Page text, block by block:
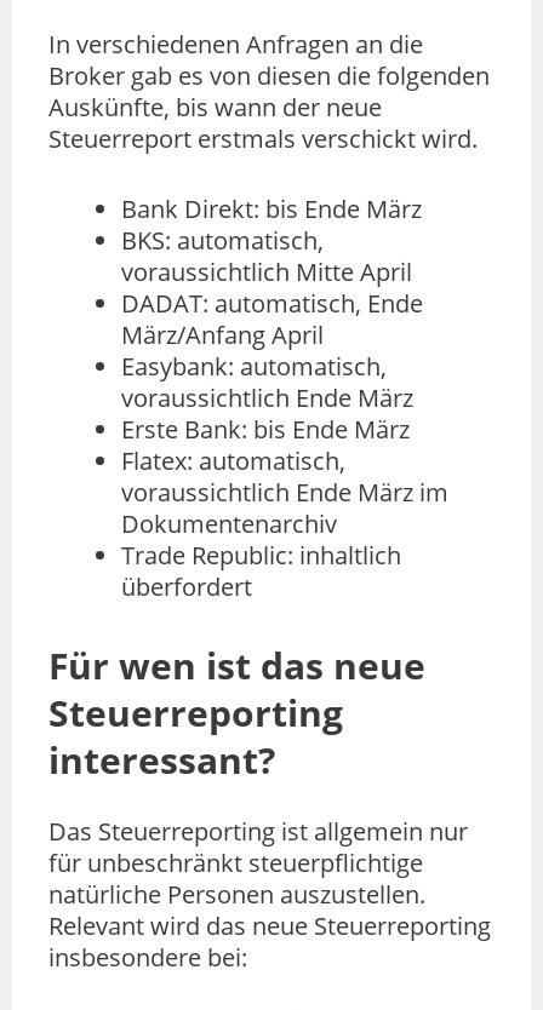
In verschiedenen Anfragen an die
Broker gab es von diesen die folgenden
Auskünfte, bis wann der neue
Steuerreport erstmals verschickt wird.
Bank Direkt: bis Ende März
BKS: automatisch,
voraussichtlich Mitte April
DADAT: automatisch, Ende
März/Anfang April
Easybank: automatisch,
voraussichtlich Ende März
Erste Bank: bis Ende März
Flatex: automatisch,
voraussichtlich Ende März im
Dokumentenarchiv
Trade Republic: inhaltlich
überfordert
Für wen ist das neue
Steuerreporting
interessant?
Das Steuerreporting ist allgemein nur
für unbeschränkt steuerpflichtige
natürliche Personen auszustellen.
Relevant wird das neue Steuerreporting
insbesondere bei: